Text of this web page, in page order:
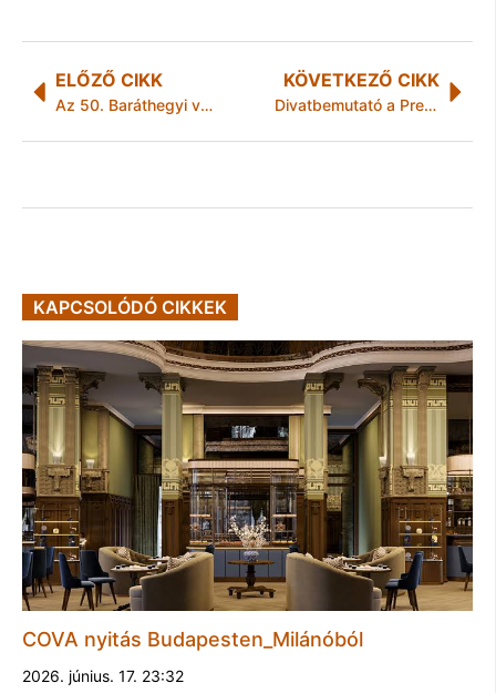
ELŐZŐ CIKK
Az 50. Baráthegyi vakvezető
KÖVETKEZŐ CIKK
Divatbemutató a Prestige-ben
KAPCSOLÓDÓ CIKKEK
COVA nyitás Budapesten_Milánóból
2026. június. 17. 23:32